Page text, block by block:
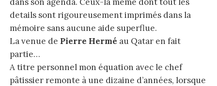
details sont rigoureusement imprimés dans la
mémoire sans aucune aide superflue.
La venue de Pierre Hermé au Qatar en fait
partie…
A titre personnel mon équation avec le chef
pâtissier remonte à une dizaine d’années, lorsque